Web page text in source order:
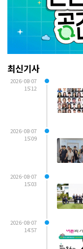
최신기사
2026-08-07
15:12
2026-08-07
15:09
2026-08-07
15:03
2026-08-07
14:57